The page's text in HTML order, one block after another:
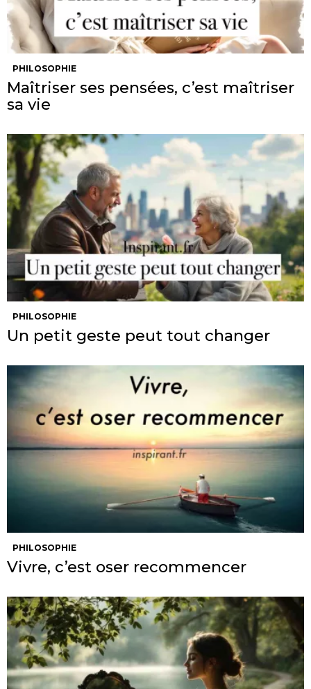
PHILOSOPHIE
Maîtriser ses pensées, c’est maîtriser
sa vie
PHILOSOPHIE
Un petit geste peut tout changer
PHILOSOPHIE
Vivre, c’est oser recommencer